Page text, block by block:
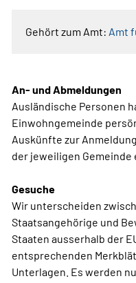
Gehört zum Amt: Amt
An- und Abmeldungen
Ausländische Personen
Einwohngemeinde
Auskünfte zur
der jeweiligen Gemeinde
Gesuche
Wir unterscheiden
Staatsangehörige und
Staaten ausserhalb der
entsprechenden
Unterlagen. Es werden